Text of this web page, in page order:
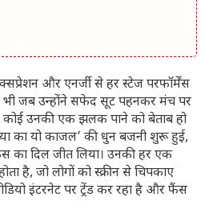
और एनर्जी से हर स्टेज परफॉर्मेंस
भी जब उन्होंने सफेद सूट पहनकर मंच पर
उनकी एक झलक पाने को बेताब हो
का यो काजल’ की धुन बजनी शुरू हुई,
का दिल जीत लिया। उनकी हर एक
है, जो लोगों को स्क्रीन से चिपकाए
इंटरनेट पर ट्रेंड कर रहा है और फैंस